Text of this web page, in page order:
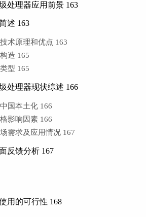
处理器应用前景 163
述 163
术原理和优点 163
造 165
型 165
处理器现状综述 166
国本土化 166
影响因素 166
需求及应用情况 167
反馈分析 167
用的可行性 168